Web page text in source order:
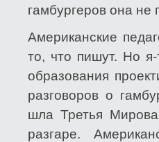
гамбургеров она не
Американские
то, что пишут. Но
образования
разговоров о
шла Третья
разгаре.